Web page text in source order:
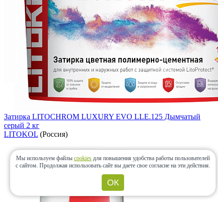
Затирка LITOCHROM LUXURY EVO LLE.125 Дымчатый
серый 2 кг
LITOKOL (Россия)
Мы используем файлы cookies для повышения удобства работы пользователей
с сайтом. Продолжая использовать сайт вы даете свое согласие на эти действия.
ОК